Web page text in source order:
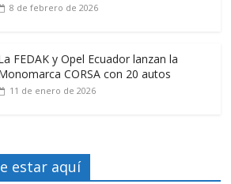
8 de febrero de 2026
FEDAK y Opel Ecuador lanzan la
CORSA con 20 autos
11 de enero de 2026
estar aquí